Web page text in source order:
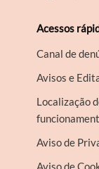
Acessos
Canal de
Avisos e
Localização
Aviso de
Aviso de